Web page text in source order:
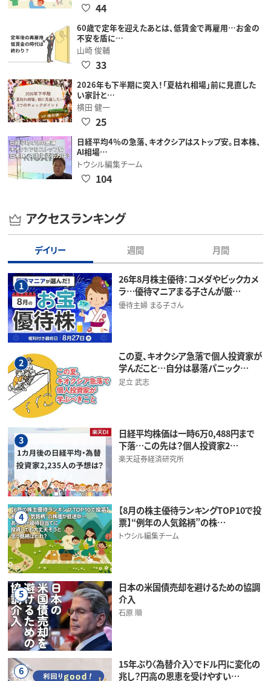
44
60歳で定年を迎えたあとは、低賃金で再雇用…お金の
不安を盾に…
山崎 俊輔
33
2026年も下半期に突入！「夏枯れ相場」前に見直した
い家計と…
横田 健一
25
日経平均4％の急落、キオクシアはストップ安。日本株、
AI相場…
トウシル編集チーム
104
アクセスランキング
デイリー 週間 月間
1
26年8月株主優待：コメダやビックカメ
ラ…優待マニアまる子さんが厳…
優待主婦 まる子さん
2
この夏、キオクシア急落で個人投資家が
学んだこと…自分は暴落パニック…
足立 武志
3
日経平均株価は一時6万0,488円まで
下落…この先は？個人投資家2…
楽天証券経済研究所
4
【8月の株主優待ランキングTOP10で投
票】“例年の人気銘柄”の株…
トウシル編集チーム
5
日本の米国債売却を避けるための協調
介入
石原 順
6
15年ぶり〈為替介入〉でドル円に変化の
兆し？円高の恩恵を受けやすい…